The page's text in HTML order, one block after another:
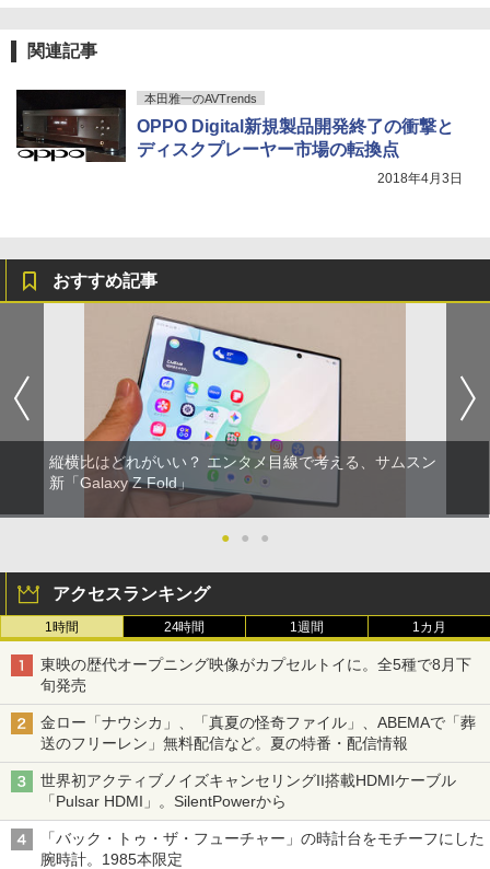
関連記事
本田雅一のAVTrends
OPPO Digital新規製品開発終了の衝撃と
ディスクプレーヤー市場の転換点
2018年4月3日
おすすめ記事
縦横比はどれがいい？ エンタメ目線で考える、サムスン
新「Galaxy Z Fold」
● ● ●
アクセスランキング
1時間 24時間 1週間 1カ月
東映の歴代オープニング映像がカプセルトイに。全5種で8月下
旬発売
金ロー「ナウシカ」、「真夏の怪奇ファイル」、ABEMAで「葬
送のフリーレン」無料配信など。夏の特番・配信情報
世界初アクティブノイズキャンセリングII搭載HDMIケーブル
「Pulsar HDMI」。SilentPowerから
「バック・トゥ・ザ・フューチャー」の時計台をモチーフにした
腕時計。1985本限定